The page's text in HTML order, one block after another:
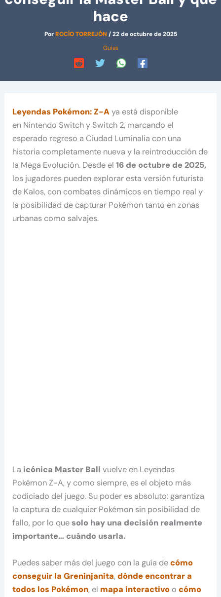
hace
PorROCÍO TORREJÓN /22 de octubre de 2025
Guías
Leyendas Pokémon: Z-Aya está disponible
en Nintendo Switch y Switch 2, marcando el
esperado regreso a Ciudad Luminalia con una
historia completamente nueva y la reintroducción de
la Mega Evolución. Desde el 16 de octubre de 2025,
los jugadores pueden explorar esta versión futurista
de Kalos, con combates dinámicos en tiempo real y
la posibilidad de capturar Pokémon tanto en zonas
urbanas como salvajes.
La icónica Master Ball vuelve en Leyendas
Pokémon Z-A, y como siempre, es el objeto más
codiciado del juego. Su poder es absoluto: garantiza
la captura de cualquier Pokémon sin posibilidad de
fallo, por lo quesolo hay una decisión realmente
importante… cuándo usarla.
Puedes saber más del juego con la guía decómo
conseguir la Greninjanita,dónde encontrar a
todos los Pokémon, el mapa interactivo ocómo